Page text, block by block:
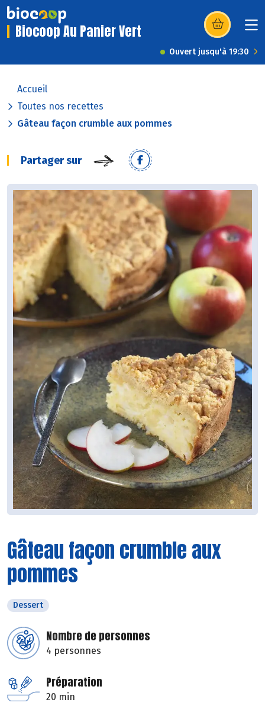
Biocoop Au Panier Vert (s’ouvre dans
Ouvert jusqu'à 19:30
Accueil
Toutes nos recettes
Gâteau façon crumble aux pommes
Partager sur
Gâteau façon crumble aux
pommes
Dessert
Nombre de personnes
4 personnes
Préparation
20 min